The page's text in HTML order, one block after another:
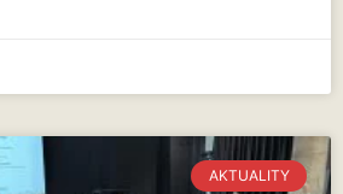
AKTUALITY